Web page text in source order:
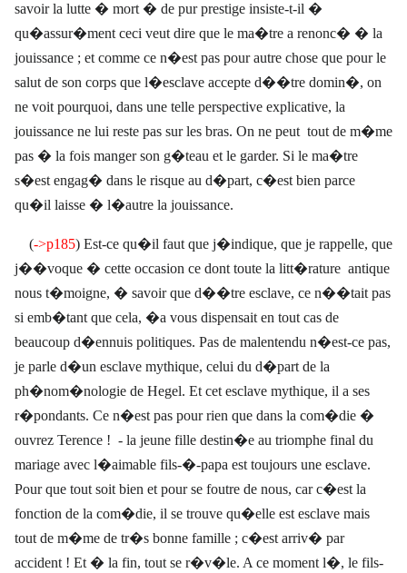
savoir la lutte � mort � de pur prestige insiste-t-il �
qu�assur�ment ceci veut dire que le ma�tre a renonc� � la
jouissance ; et comme ce n�est pas pour autre chose que pour le
salut de son corps que l�esclave accepte d��tre domin�, on
ne voit pourquoi, dans une telle perspective explicative, la
jouissance ne lui reste pas sur les bras. On ne peut tout de m�me
pas � la fois manger son g�teau et le garder. Si le ma�tre
s�est engag� dans le risque au d�part, c�est bien parce
qu�il laisse � l�autre la jouissance.
(->p185) Est-ce qu�il faut que j�indique, que je rappelle, que
j��voque � cette occasion ce dont toute la litt�rature antique
nous t�moigne, � savoir que d��tre esclave, ce n��tait pas
si emb�tant que cela, �a vous dispensait en tout cas de
beaucoup d�ennuis politiques. Pas de malentendu n�est-ce pas,
je parle d�un esclave mythique, celui du d�part de la
ph�nom�nologie de Hegel. Et cet esclave mythique, il a ses
r�pondants. Ce n�est pas pour rien que dans la com�die �
ouvrez Terence ! - la jeune fille destin�e au triomphe final du
mariage avec l�aimable fils-�-papa est toujours une esclave.
Pour que tout soit bien et pour se foutre de nous, car c�est la
fonction de la com�die, il se trouve qu�elle est esclave mais
tout de m�me de tr�s bonne famille ; c�est arriv� par
accident ! Et � la fin, tout se r�v�le. A ce moment l�, le fils-